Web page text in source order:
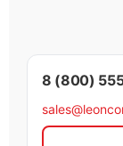
8 (800)